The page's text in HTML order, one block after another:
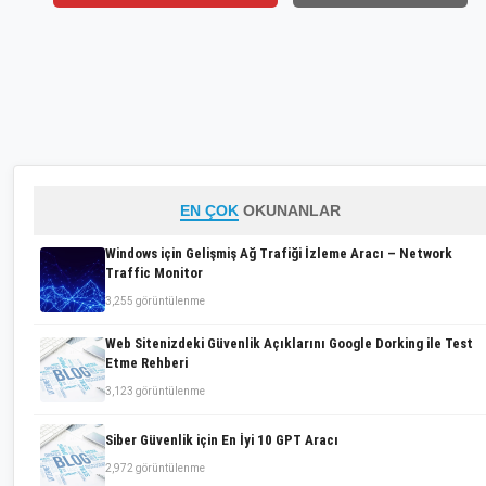
EN ÇOK OKUNANLAR
Windows için Gelişmiş Ağ Trafiği İzleme Aracı – Network
Traffic Monitor
3,255 görüntülenme
Web Sitenizdeki Güvenlik Açıklarını Google Dorking ile Test
Etme Rehberi
3,123 görüntülenme
Siber Güvenlik için En İyi 10 GPT Aracı
2,972 görüntülenme